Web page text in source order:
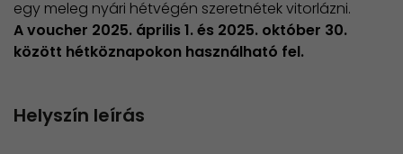
egy meleg nyári hétvégén szeretnétek vitorlázni.
​A voucher 2025. április 1. és 2025. október 30.
között hétköznapokon használható fel.
Helyszín leírás